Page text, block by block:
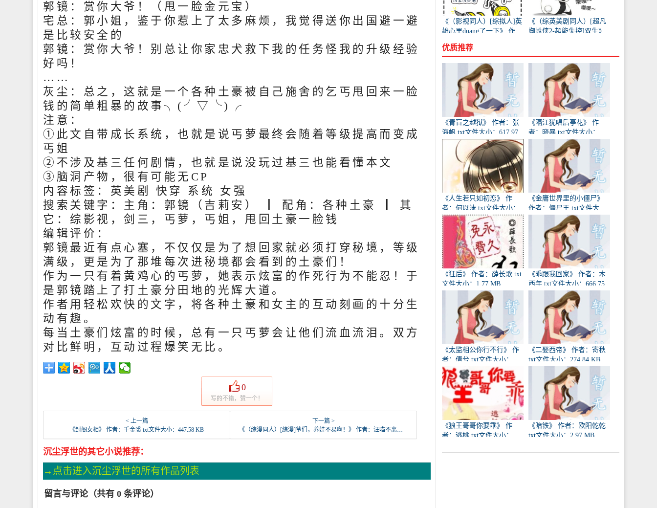
郭镜：赏你大爷！（甩一脸金元宝）
宅总：郭小姐，鉴于你惹上了太多麻烦，我觉得送你出国避一避
是比较安全的
郭镜：赏你大爷！别总让你家忠犬救下我的任务怪我的升级经验
好吗！
……
灰尘：总之，这就是一个各种土豪被自己施舍的乞丐甩回来一脸
钱的简单粗暴的故事╮(╯▽╰)╭
注意：
①此文自带成长系统，也就是说丐萝最终会随着等级提高而变成
丐姐
②不涉及基三任何剧情，也就是说没玩过基三也能看懂本文
③脑洞产物，很有可能无CP
内容标签：英美剧 快穿 系统 女强
搜索关键字：主角：郭镜（吉莉安） ┃ 配角：各种土豪 ┃ 其
它：综影视，剑三，丐萝，丐姐，甩回土豪一脸钱
编辑评价：
郭镜最近有点心塞，不仅仅是为了想回家就必须打穿秘境，等级
满级，更是为了那堆每次进秘境都会看到的土豪们！
作为一只有着黄鸡心的丐萝，她表示炫富的作死行为不能忍！于
是郭镜踏上了打土豪分田地的光辉大道。
作者用轻松欢快的文字，将各种土豪和女主的互动刻画的十分生
动有趣。
每当土豪们炫富的时候，总有一只丐萝会让他们流血流泪。双方
对比鲜明，互动过程爆笑无比。
0
写的不错，赞一个！
< 上一篇
《封阁女相》 作者：千金裘 txt文件大小：447.58 KB
下一篇 >
《（综漫同人）[综漫]爷们，养娃不易啊！》 作者：汪喵不离家 txt文件大小：962.48 KB
沉尘浮世的其它小说推荐：
→点击进入沉尘浮世的所有作品列表
留言与评论（共有 0 条评论）
《（影视同人）[综拟人]英
雄心里duang了一下》 作
小：370.69 KB
《（综英美剧同人）[超凡
蜘蛛侠2-超能失控]双生》
优质推荐
《青盲之越狱》 作者：张
海帆 txt文件大小：617.97
KB
《隔江犹唱后亭花》 作
者：晓暴 txt文件大小：
677.77 KB
《人生若只如初恋》 作
者：何以沫 txt文件大小：
331.09 KB
《金庸世界里的小僵尸》
作者：僵尸王 txt文件大
小：3.07 MB
《狂后》 作者：薛长歌 txt
文件大小：1.77 MB
《乖跟我回家》 作者：木
西年 txt文件大小：666.75
KB
《太监相公你行不行》 作
者：倩兮 txt文件大小：
719.53 KB
《二娶西帝》 作者：寄秋
txt文件大小：274.84 KB
《狼王哥哥你要乖》 作
者：逃桃 txt文件大小：
《暗铁》 作者：欧阳乾乾
txt文件大小：2.97 MB